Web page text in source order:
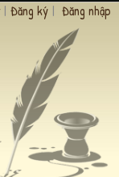
| Đăng ký | Đăng nhập